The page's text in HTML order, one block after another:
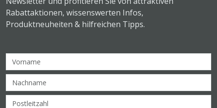
Rabattaktionen, wissenswerten Infos,
Produktneuheiten & hilfreichen Tipps.